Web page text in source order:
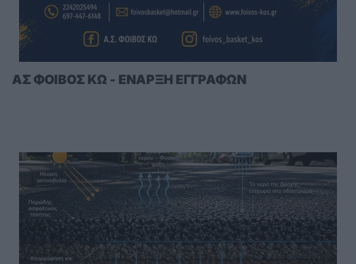
ΑΣ ΦΟΙΒΟΣ ΚΩ - ΕΝΑΡΞΗ ΕΓΓΡΑΦΩΝ